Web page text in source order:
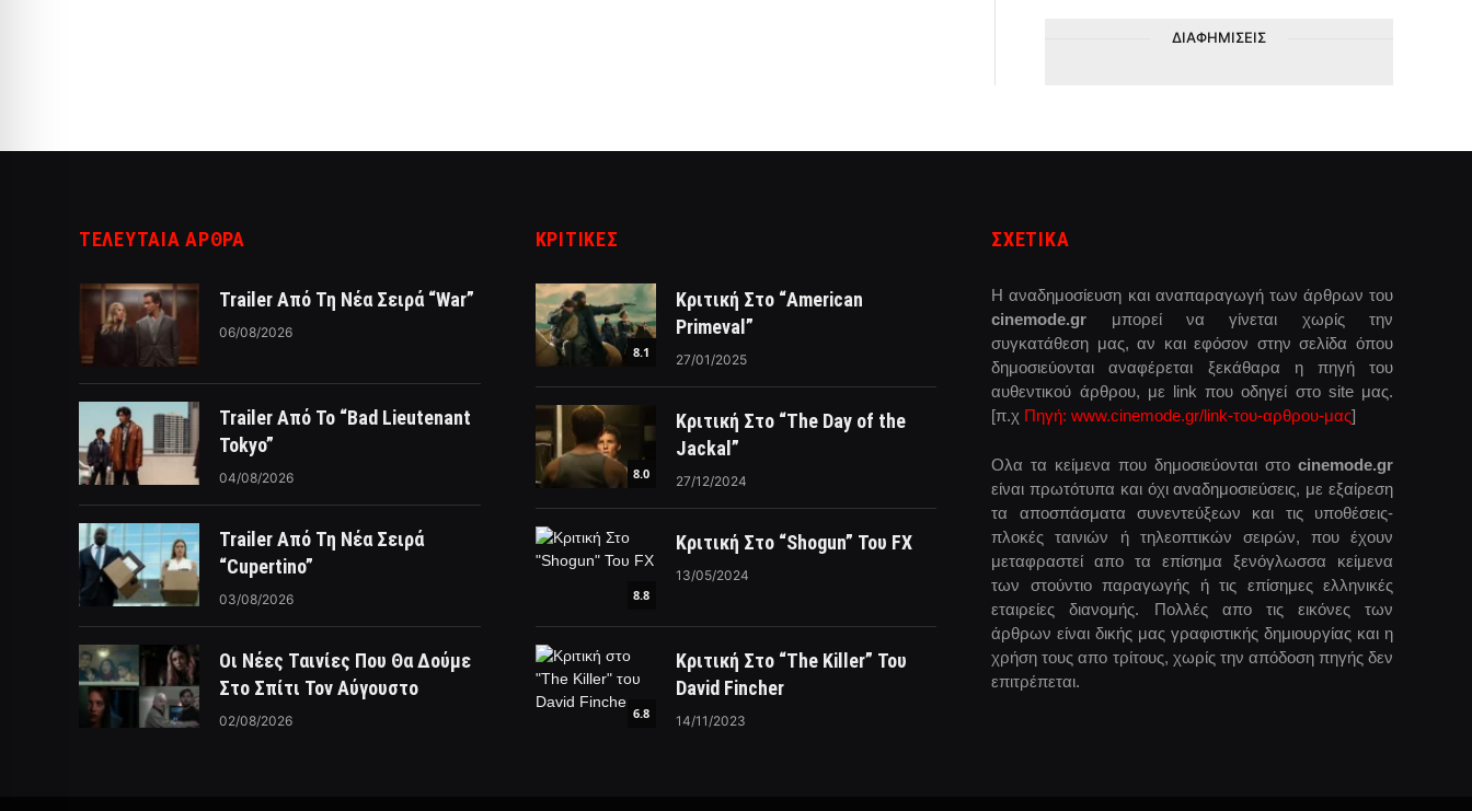
ΔΙΑΦΗΜΙΣΕΙΣ
ΤΕΛΕΥΤΑΙΑ ΑΡΘΡΑ
Trailer Από Τη Νέα Σειρά “War”
06/08/2026
Trailer Από Το “Bad Lieutenant
Tokyo”
04/08/2026
Trailer Από Τη Νέα Σειρά
“Cupertino”
03/08/2026
Οι Νέες Ταινίες Που Θα Δούμε
Στο Σπίτι Τον Αύγουστο
02/08/2026
ΚΡΙΤΙΚΈΣ
8.1
Κριτική Στο “American
Primeval”
27/01/2025
8.0
Κριτική Στο “The Day of the
Jackal”
27/12/2024
8.8
Κριτική Στο “Shogun” Του FX
13/05/2024
6.8
Κριτική Στο “The Killer” Του
David Fincher
14/11/2023
ΣΧΕΤΙΚΑ
Η αναδημοσίευση και αναπαραγωγή των άρθρων του
cinemode.gr μπορεί να γίνεται χωρίς την
συγκατάθεση μας, αν και εφόσον στην σελίδα όπου
δημοσιεύονται αναφέρεται ξεκάθαρα η πηγή του
αυθεντικού άρθρου, με link που οδηγεί στο site μας.
[π.χ Πηγή: www.cinemode.gr/link-του-αρθρου-μας]
Ολα τα κείμενα που δημοσιεύονται στο cinemode.gr
είναι πρωτότυπα και όχι αναδημοσιεύσεις, με εξαίρεση
τα αποσπάσματα συνεντεύξεων και τις υποθέσεις-
πλοκές ταινιών ή τηλεοπτικών σειρών, που έχουν
μεταφραστεί απο τα επίσημα ξενόγλωσσα κείμενα
των στούντιο παραγωγής ή τις επίσημες ελληνικές
εταιρείες διανομής. Πολλές απο τις εικόνες των
άρθρων είναι δικής μας γραφιστικής δημιουργίας και η
χρήση τους απο τρίτους, χωρίς την απόδοση πηγής δεν
επιτρέπεται.